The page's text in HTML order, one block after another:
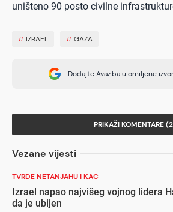
uništeno 90 posto civilne
# IZRAEL #GAZA
Dodajte Avaz.ba u omiljene
PRIKAŽI KOMENTARE
Vezane vijesti
TVRDE NETANJAHU I KAC
Izrael napao najvišeg vojnog lidera
da je ubijen